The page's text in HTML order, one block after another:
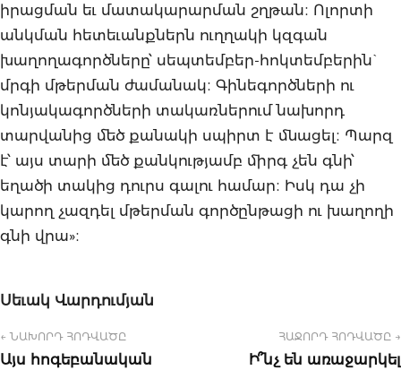
իրացման եւ մատակարարման շղթան։ Ոլորտի
անկման հետեւանքներն ուղղակի կզգան
խաղողագործները՝ սեպտեմբեր-հոկտեմբերին`
մրգի մթերման ժամանակ։ Գինեգործների ու
կոնյակագործների տակառներում նախորդ
տարվանից մեծ քանակի սպիրտ է մնացել։ Պարզ
է՝ այս տարի մեծ քանկությամբ միրգ չեն գնի՝
եղածի տակից դուրս գալու համար։ Իսկ դա չի
կարող չազդել մթերման գործընթացի ու խաղողի
գնի վրա»։
Սեւակ Վարդումյան
← ՆԱԽՈՐԴ ՀՈԴՎԱԾԸ
Այս հոգեբանական
ՀԱՋՈՐԴ ՀՈԴՎԱԾԸ →
Ի՞նչ են առաջարկել